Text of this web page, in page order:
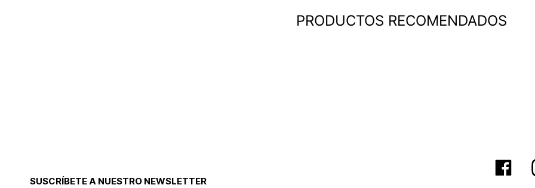
análisis
PRODUCTOS RECOMENDADOS
SUSCRÍBETE A NUESTRO NEWSLETTER